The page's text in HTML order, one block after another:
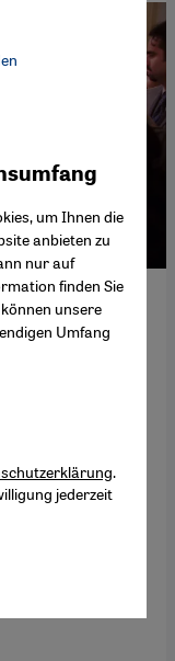
in
Filmen
üblichen
Von
um Ihnen die
anbieten zu
nur auf
finden Sie
können unsere
Umfang
Google Maps Embed,
.
jederzeit